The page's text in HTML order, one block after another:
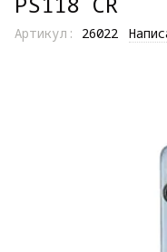
Артикул: 26022